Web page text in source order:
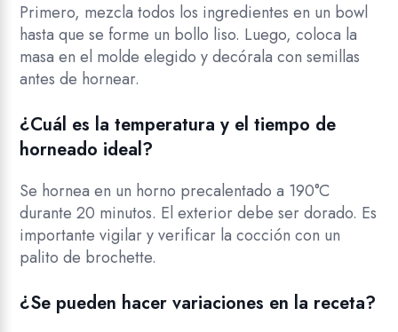
Primero, mezcla todos los ingredientes en un bowl
hasta que se forme un bollo liso. Luego, coloca la
masa en el molde elegido y decórala con semillas
antes de hornear.
¿Cuál es la temperatura y el tiempo de
horneado ideal?
Se hornea en un horno precalentado a 190°C
durante 20 minutos. El exterior debe ser dorado. Es
importante vigilar y verificar la cocción con un
palito de brochette.
¿Se pueden hacer variaciones en la receta?